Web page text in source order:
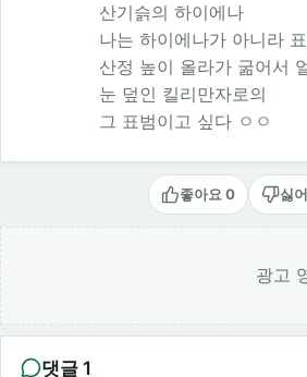
산기슭의 하이에나
나는 하이에나가 아니라
산정 높이 올라가 굶어서
눈 덮인 킬리만자로의
그 표범이고 싶다 ㅇㅇ
좋아요 0 싫
광고
댓글 1